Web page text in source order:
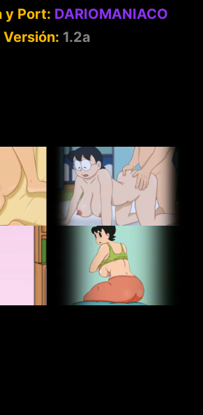
y Port: DARIOMANIACO
Versión: 1.2a